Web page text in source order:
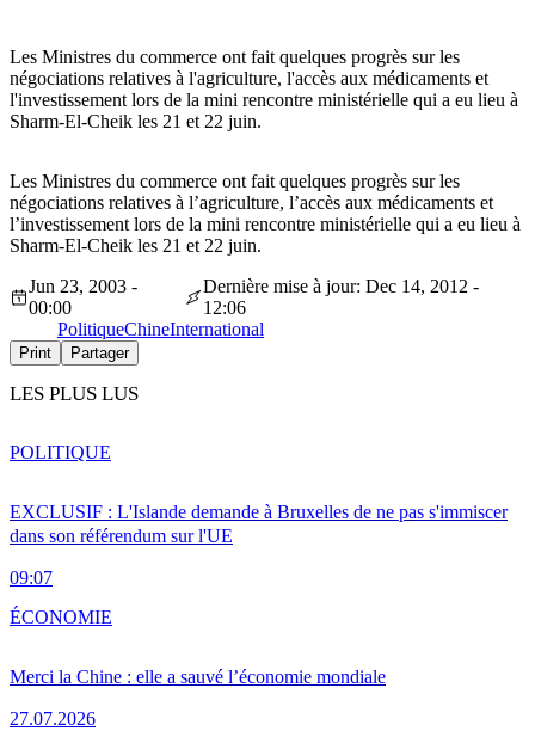
Les Ministres du commerce ont fait quelques progrès sur les
négociations relatives à l'agriculture, l'accès aux médicaments et
l'investissement lors de la mini rencontre ministérielle qui a eu lieu à
Sharm-El-Cheik les 21 et 22 juin.
Les Ministres du commerce ont fait quelques progrès sur les
négociations relatives à l’agriculture, l’accès aux médicaments et
l’investissement lors de la mini rencontre ministérielle qui a eu lieu à
Sharm-El-Cheik les 21 et 22 juin.
Jun 23, 2003 -
00:00
Dernière mise à jour: Dec 14, 2012 -
12:06
PolitiqueChineInternational
Print Partager
LES PLUS LUS
EXCLUSIF : L'Islande demande à Bruxelles de ne pas s'immiscer
dans son référendum sur l'UE
09:07
POLITIQUE
Merci la Chine : elle a sauvé l’économie mondiale
27.07.2026
ÉCONOMIE